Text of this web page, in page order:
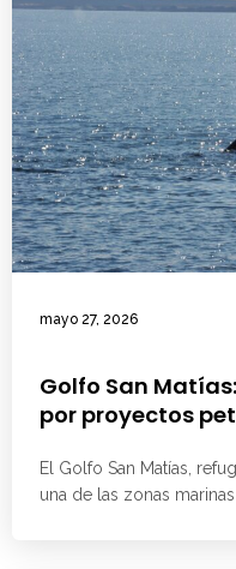
mayo 27, 2026
Golfo San
por proyectos
El Golfo San Matías,
una de las zonas